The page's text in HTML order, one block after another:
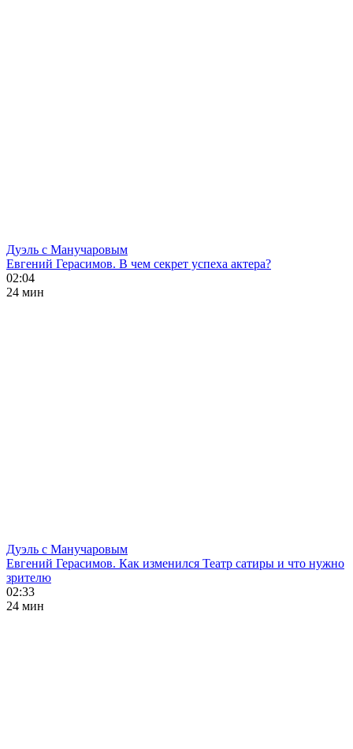
Дуэль с Манучаровым
Евгений Герасимов. В чем секрет успеха актера?
02:04
24 мин
Дуэль с Манучаровым
Евгений Герасимов. Как изменился Театр сатиры и что нужно
зрителю
02:33
24 мин